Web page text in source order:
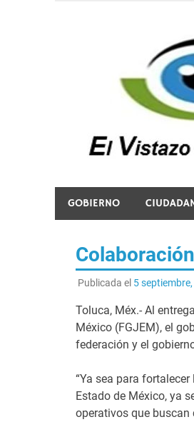
GOBIERNO
Publicada el 5
Toluca, Méx.- Al
México (FGJEM), el
federación y el
“Ya sea para
Estado de México, ya
operativos que